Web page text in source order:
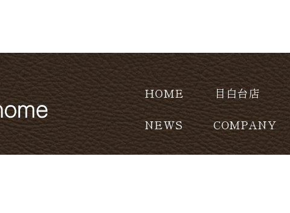
HOME 目白台店
NEWS
COMPANY